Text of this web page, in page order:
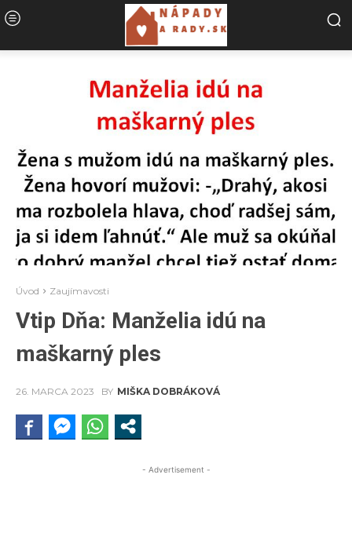
Úvod Zaujímavosti
Vtip Dňa: Manželia idú na
maškarný ples
26. MARCA 2023 BY MIŠKA DOBRÁKOVÁ
- Advertisement -